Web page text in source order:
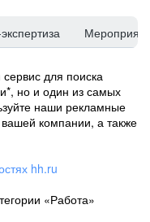
для поиска
но и один из самых
наши рекламные
компании, а также
hh.ru
«Работа»